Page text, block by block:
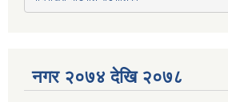
नगर २०७४ देखि २०७८